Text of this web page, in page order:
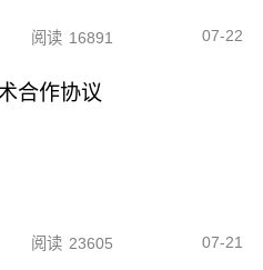
阅读 16891 07-22
合作协议
阅读 23605 07-21